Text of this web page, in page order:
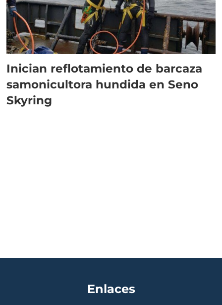
Inician reflotamiento de barcaza
samonicultora hundida en Seno
Skyring
Enlaces